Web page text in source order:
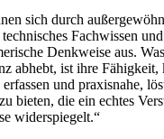
sich durch
Fachwissen
Denkweise aus.
abhebt, ist ihre Fähigkeit,
erfassen und praxisnahe,
bieten, die ein echtes
widerspiegelt.“